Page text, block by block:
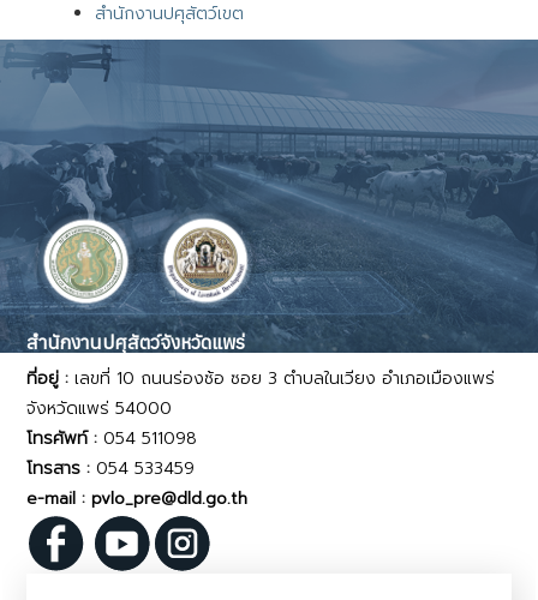
สำนักงานปศุสัตว์เขต
สำนักงานปศุสัตว์จังหวัดแพร่
ที่อยู่ :เลขที่ 10 ถนนร่องซ้อ ซอย 3 ตำบลในเวียง อำเภอเมืองแพร่
จังหวัดแพร่ 54000
โทรศัพท์ : 054 511098
โทรสาร : 054 533459
e-mail : pvlo_pre@dld.go.th